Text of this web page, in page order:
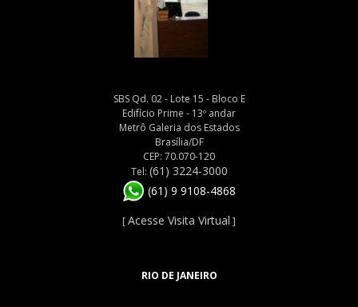
SBS Qd. 02 - Lote 15 - Bloco E
Edifício Prime - 13º andar
Metrô Galeria dos Estados
Brasília/DF
CEP: 70.070-120
Tel: (61) 3224-3000
(61) 9 9108-4868
[Acesse Visita Virtual ]
RIO DE JANEIRO